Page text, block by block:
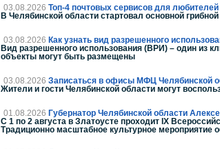
03.08.2026 Топ-4 почтовых сервисов для любителей
В Челябинской области стартовал основной
03.08.2026 Как узнать вид разрешенного
Вид разрешенного использования (ВРИ) – один из
объекты могут быть размещены
03.08.2026 Записаться в офисы МФЦ Челябинской
Жители и гости Челябинской области могут
01.08.2026 Губернатор Челябинской области
С 1 по 2 августа в Златоусте проходит IX
Традиционно масштабное культурное мероприятие